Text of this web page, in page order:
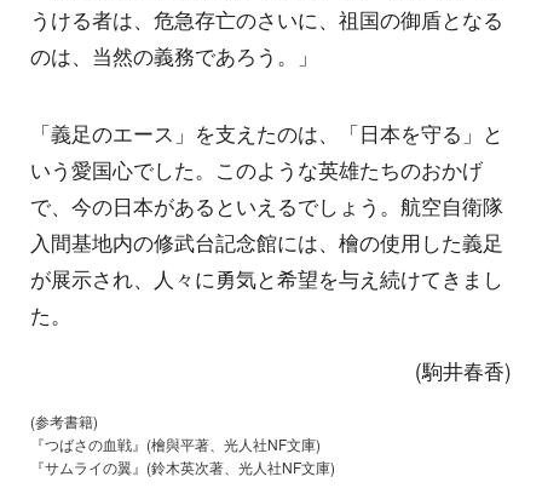
うける者は、危急存亡のさいに、祖国の御盾となる
のは、当然の義務であろう。」
「義足のエース」を支えたのは、「日本を守る」と
いう愛国心でした。このような英雄たちのおかげ
で、今の日本があるといえるでしょう。航空自衛隊
入間基地内の修武台記念館には、檜の使用した義足
が展示され、人々に勇気と希望を与え続けてきまし
た。
(駒井春香)
(参考書籍)
『つばさの血戦』(檜與平著、光人社NF文庫)
『サムライの翼』(鈴木英次著、光人社NF文庫)